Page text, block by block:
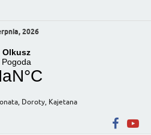
2026
, Doroty, Kajetana